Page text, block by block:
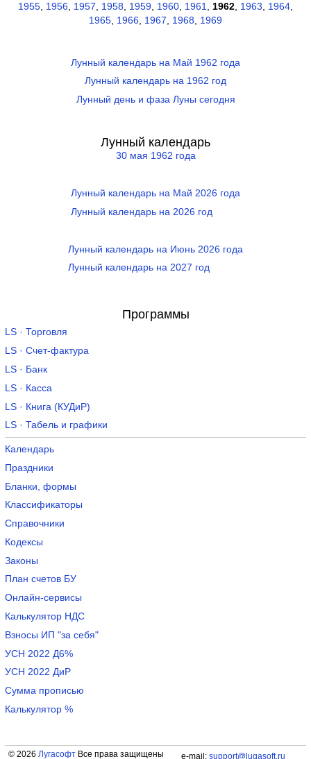
1955 1956 1957 1958 1959 1960 1961 1962 1963 1964
1965 1966 1967 1968 1969
Лунный календарь на Май 1962 года
Лунный календарь на 1962 год
Лунный день и фаза Луны сегодня
Лунный календарь
30 мая 1962 года
Лунный календарь на Май 2026 года
Лунный календарь на 2026 год
Лунный календарь на Июнь 2026 года
Лунный календарь на 2027 год
Программы
LS · Торговля
LS · Счет-фактура
LS · Банк
LS · Касса
LS · Книга (КУДиР)
LS · Табель и графики
Календарь
Праздники
Бланки, формы
Классификаторы
Справочники
Кодексы
Законы
План счетов БУ
Онлайн-сервисы
Калькулятор НДС
Взносы ИП "за себя"
УСН 2022 Д6%
УСН 2022 ДиР
Сумма прописью
Калькулятор %
© 2026 ЛугасофтВсе права защищены e-mail: support@lugasoft.ru